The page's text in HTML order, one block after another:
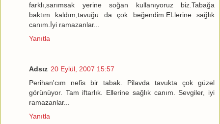
farklı,sarımsak yerine soğan kullanıyoruz biz.Tabağa
baktım kaldım,tavuğu da çok beğendim.ELlerine sağlık
canım.İyi ramazanlar...
Yanıtla
Adsız 20 Eylül, 2007 15:57
Perihan'cım nefis bir tabak. Pilavda tavukta çok güzel
görünüyor. Tam iftarlık. Ellerine sağlık canım. Sevgiler, iyi
ramazanlar...
Yanıtla